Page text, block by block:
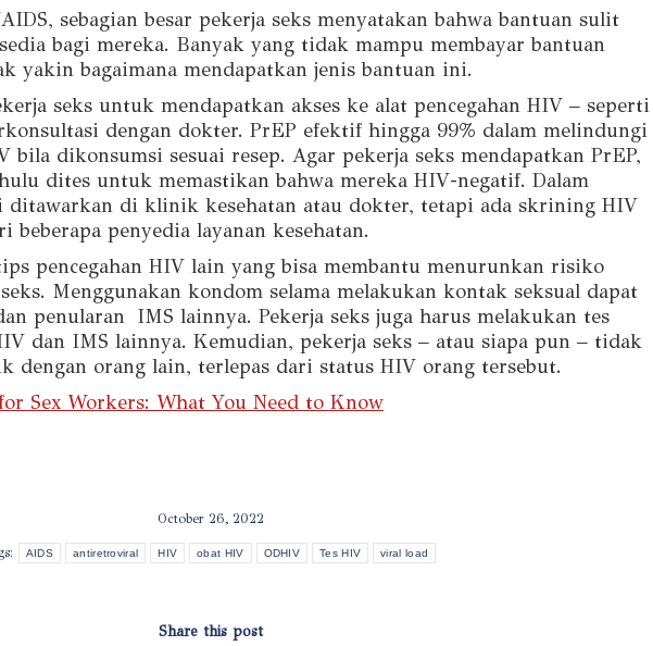
sebagian besar pekerja seks menyatakan bahwa bantuan sulit
bagi mereka. Banyak yang tidak mampu membayar bantuan
yakin bagaimana mendapatkan jenis bantuan ini.
seks untuk mendapatkan akses ke alat pencegahan HIV – seperti
dengan dokter. PrEP efektif hingga 99% dalam melindungi
bila dikonsumsi sesuai resep. Agar pekerja seks mendapatkan PrEP,
dites untuk memastikan bahwa mereka HIV-negatif. Dalam
ditawarkan di klinik kesehatan atau dokter, tetapi ada skrining HIV
penyedia layanan kesehatan.
pencegahan HIV lain yang bisa membantu menurunkan risiko
Menggunakan kondom selama melakukan kontak seksual dapat
penularan IMS lainnya. Pekerja seks juga harus melakukan tes
dan IMS lainnya. Kemudian, pekerja seks – atau siapa pun – tidak
dengan orang lain, terlepas dari status HIV orang tersebut.
Sex Workers: What You Need to Know
October 26, 2022
AIDS antiretroviral HIV obat HIV ODHIV Tes HIV viral load
Share this post